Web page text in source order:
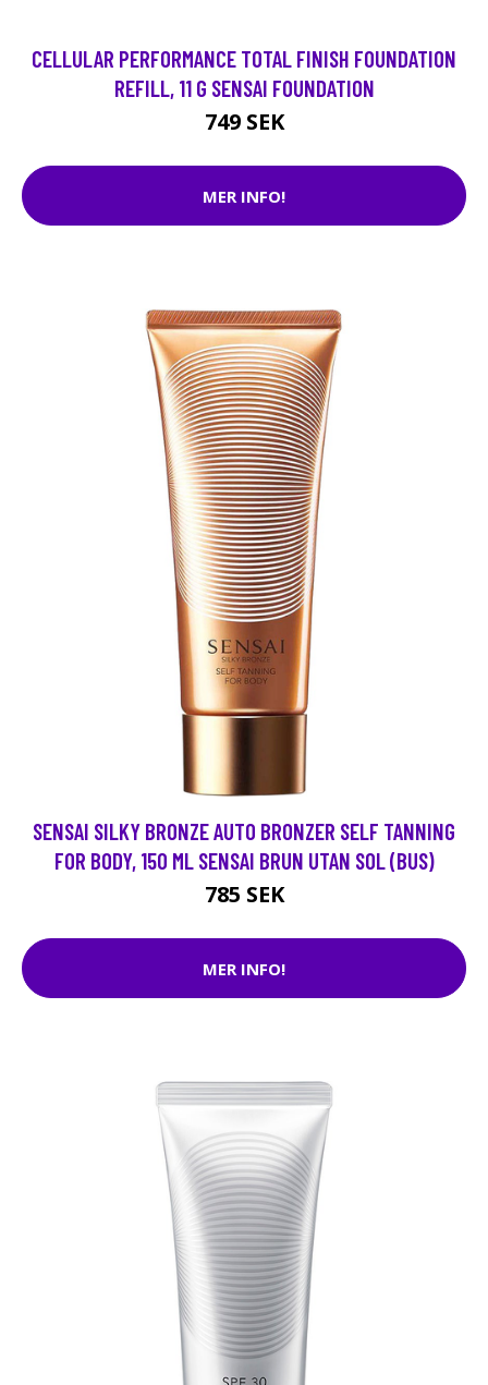
CELLULAR PERFORMANCE TOTAL FINISH FOUNDATION
REFILL, 11 G SENSAI FOUNDATION
749 SEK
MER INFO!
SENSAI SILKY BRONZE AUTO BRONZER SELF TANNING
FOR BODY, 150 ML SENSAI BRUN UTAN SOL (BUS)
785 SEK
MER INFO!